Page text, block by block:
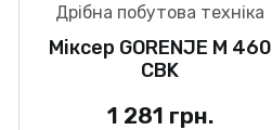
Дрібна побутова техніка
Міксер GORENJE M 460
CBK
1 281 грн.